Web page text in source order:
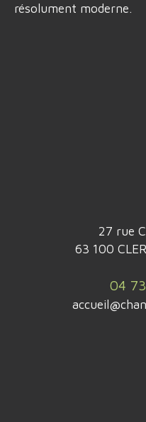
résolument moderne.
27 rue
63 100
04